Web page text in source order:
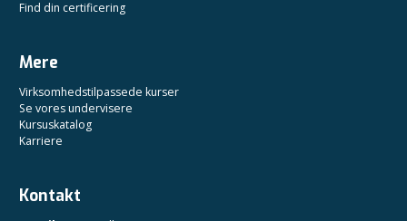
Find din certificering
Mere
Virksomhedstilpassede kurser
Se vores undervisere
Kursuskatalog
Karriere
Kontakt